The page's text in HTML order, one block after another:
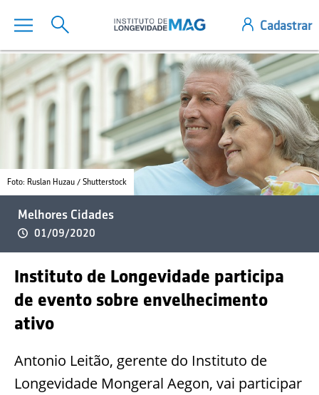
Foto: Ruslan Huzau / Shutterstock
Melhores Cidades
01/09/2020
Instituto de Longevidade participa
de evento sobre envelhecimento
ativo
Antonio Leitão, gerente do Instituto de
Longevidade Mongeral Aegon, vai participar